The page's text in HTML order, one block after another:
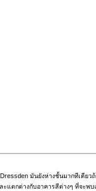
มันยังห่างชั้นมากทีเดีย
แตกต่างกับอาคารสีต่างๆ ที่จะพบ